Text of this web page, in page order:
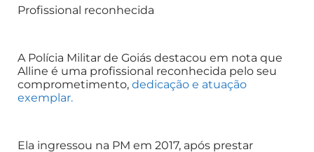
Profissional reconhecida
A Polícia Militar de Goiás destacou em nota que
Alline é uma profissional reconhecida pelo seu
comprometimento, dedicação e atuação
exemplar.
Ela ingressou na PM em 2017, após prestar